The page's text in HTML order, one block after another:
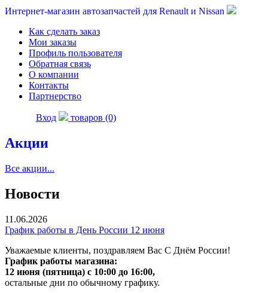
Интернет-магазин автозапчастей для Renault и Nissan
Как сделать заказ
Мои заказы
Профиль пользователя
Обратная связь
О компании
Контакты
Партнерство
Вход товаров (0)
Акции
Все акции...
Новости
11.06.2026
График работы в День России 12 июня
Уважаемые клиенты, поздравляем Вас С Днём России!
График работы магазина:
12 июня (пятница) с 10:00 до 16:00,
остальные дни по обычному графику.